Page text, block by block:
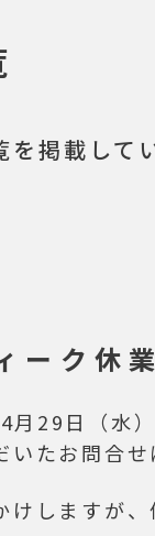
掲載して
ーク休
月29日（水
たお問合せ
しますが